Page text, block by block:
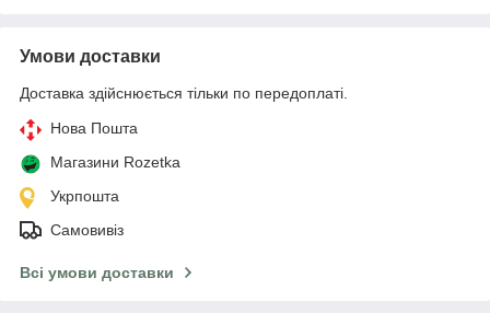
Умови доставки
Доставка здійснюється тільки по передоплаті.
Нова Пошта
Магазини Rozetka
Укрпошта
Самовивіз
Всі умови доставки